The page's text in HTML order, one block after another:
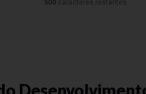
500caracteres restantes.